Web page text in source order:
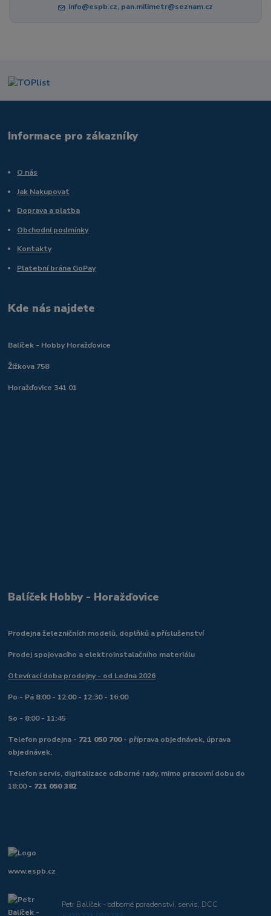
info@espb.cz, pan.milimetr@seznam.cz
Informace pro zákazníky
O nás
Jak Nakupovat
Doprava a platba
Obchodní podmínky
Kontakty
Platební brána GoPay
Kde nás najdete
Balíček - Hobby Horažďovice
Žižkova 758
Horažďovice 341 01
Balíček Hobby - Horažďovice
Prodejna železničních modelů, doplňků a příslušenství
Prodej spojovacího a elektroinstalačního materiálu
Otevírací doba prodejny - od Ledna 2026
Po - Pá 8:00 - 12:00 - 12:30 - 16:00
So - 8:00 - 11:45
Telefon prodejna - 721 050 700- příprava objednávek, úprava
objednávek.
Telefon servis, digitalizace odborné rady, mimo pracovní dobu do
18:00 - 721 050 382
www.espb.cz
Petr Balíček - odborné poradenství, servis, DCC